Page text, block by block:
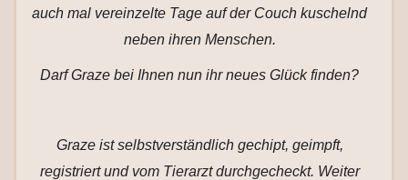
auch mal vereinzelte Tage auf der Couch kuschelnd
neben ihren Menschen.
Darf Graze bei Ihnen nun ihr neues Glück finden?
Graze ist selbstverständlich gechipt, geimpft,
registriert und vom Tierarzt durchgecheckt. Weiter